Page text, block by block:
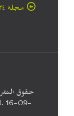
مجلة ۲۰۲٤م - ۱۹۹۷م
16-09-